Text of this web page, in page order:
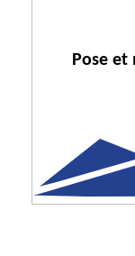
Pose et